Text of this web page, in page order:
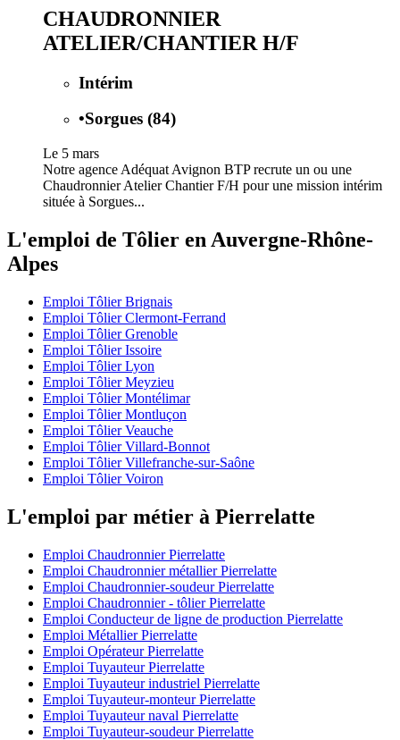
CHAUDRONNIER
ATELIER/CHANTIER H/F
Intérim
•Sorgues (84)
Le 5 mars
Notre agence Adéquat Avignon BTP recrute un ou une
Chaudronnier Atelier Chantier F/H pour une mission intérim
située à Sorgues...
L'emploi de Tôlier en Auvergne-Rhône-
Alpes
Emploi Tôlier Brignais
Emploi Tôlier Clermont-Ferrand
Emploi Tôlier Grenoble
Emploi Tôlier Issoire
Emploi Tôlier Lyon
Emploi Tôlier Meyzieu
Emploi Tôlier Montélimar
Emploi Tôlier Montluçon
Emploi Tôlier Veauche
Emploi Tôlier Villard-Bonnot
Emploi Tôlier Villefranche-sur-Saône
Emploi Tôlier Voiron
L'emploi par métier à Pierrelatte
Emploi Chaudronnier Pierrelatte
Emploi Chaudronnier métallier Pierrelatte
Emploi Chaudronnier-soudeur Pierrelatte
Emploi Chaudronnier - tôlier Pierrelatte
Emploi Conducteur de ligne de production Pierrelatte
Emploi Métallier Pierrelatte
Emploi Opérateur Pierrelatte
Emploi Tuyauteur Pierrelatte
Emploi Tuyauteur industriel Pierrelatte
Emploi Tuyauteur-monteur Pierrelatte
Emploi Tuyauteur naval Pierrelatte
Emploi Tuyauteur-soudeur Pierrelatte